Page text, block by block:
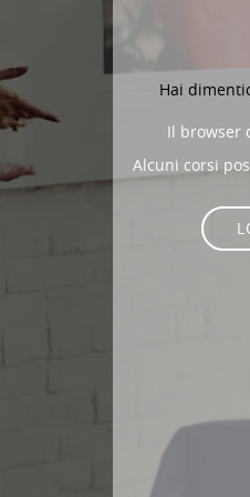
Hai
Il browser
Alcuni corsi